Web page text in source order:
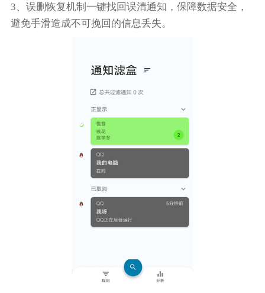
3、误删恢复机制一键找回误清通知，保障数据安全，
避免手滑造成不可挽回的信息丢失。